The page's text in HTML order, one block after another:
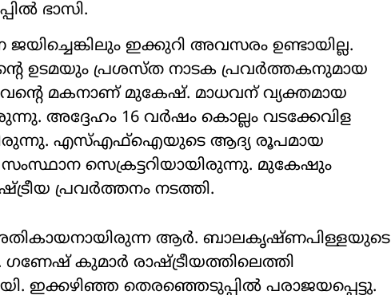
ഭാസി.
ഇക്കുറി അവസരം ഉണ്ടായില്ല.
ഉടമയും പ്രശസ്ത നാടക പ്രവര്‍ത്തകനുമായ
മകനാണ് മുകേഷ്. മാധവന് വ്യക്തമായ
അദ്ദേഹം 16 വർഷം കൊല്ലം വടക്കേവിള
എസ്എഫ്ഐയുടെ ആദ്യ രൂപമായ
സെക്രട്ടറിയായിരുന്നു. മുകേഷും
പ്രവര്‍ത്തനം നടത്തി.
അതികായനായിരുന്ന ആർ. ബാലകൃഷ്ണപിള്ളയുടെ
കുമാര്‍ രാഷ്‌ട്രീയത്തിലെത്തി
ഇക്കഴിഞ്ഞ തെരഞ്ഞെടുപ്പില്‍ പരാജയപ്പെട്ടു.